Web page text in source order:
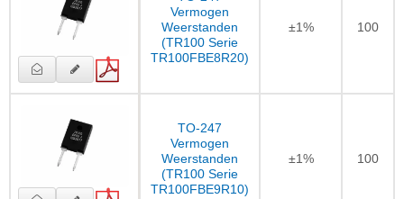
Vermogen
Weerstanden
(TR100 Serie
TR100FBE8R20)
±1% 100
TO-247
Vermogen
Weerstanden
(TR100 Serie
TR100FBE9R10)
±1% 100